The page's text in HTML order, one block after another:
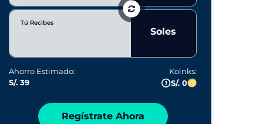
Tú Recibes
Soles
Ahorro Estimado:
S/. 39
Koinks:
S/. 0
Regístrate Ahora